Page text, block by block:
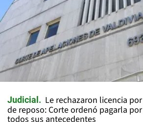
Judicial
Le rechazaron licencia
de reposo: Corte ordenó pagarla
todos sus antecedentes